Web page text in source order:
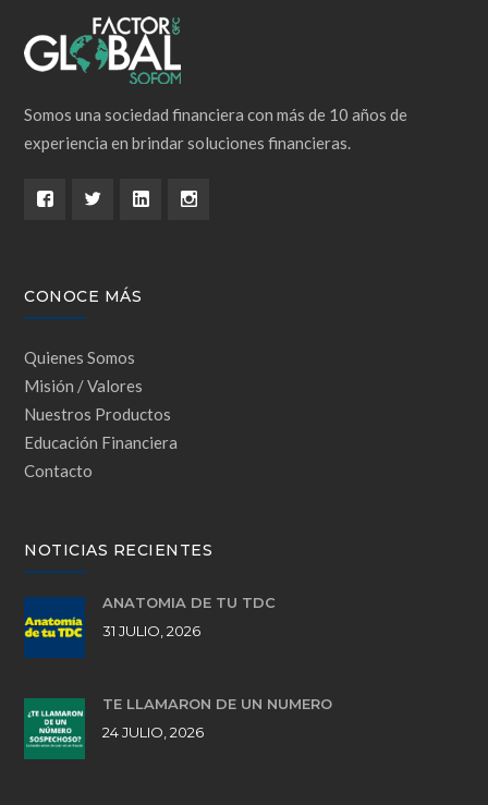
Somos una sociedad financiera con más de 10 años de
experiencia en brindar soluciones financieras.
CONOCE MÁS
Quienes Somos
Misión / Valores
Nuestros Productos
Educación Financiera
Contacto
NOTICIAS RECIENTES
ANATOMÍA DE TU TDC
31 JULIO, 2026
TE LLAMARON DE UN NÚMERO
24 JULIO, 2026